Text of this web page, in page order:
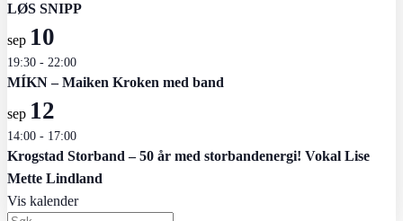
LØS SNIPP
sep 10
19:30 - 22:00
MÍKN – Maiken Kroken med band
sep 12
14:00 - 17:00
Krogstad Storband – 50 år med storbandenergi! Vokal Lise
Mette Lindland
Vis kalender